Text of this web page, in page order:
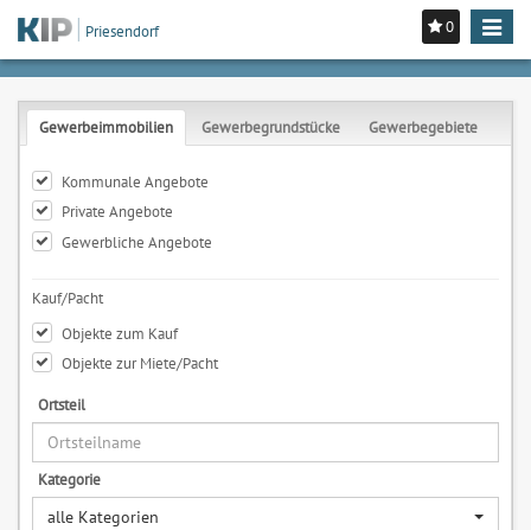
0
Toggle
Priesendorf
Gewerbeimmobilien Gewerbegrundstücke Gewerbegebiete
Kommunale Angebote
Private Angebote
Gewerbliche Angebote
Kauf/Pacht
Objekte zum Kauf
Objekte zur Miete/Pacht
Ortsteil
Kategorie
alle Kategorien